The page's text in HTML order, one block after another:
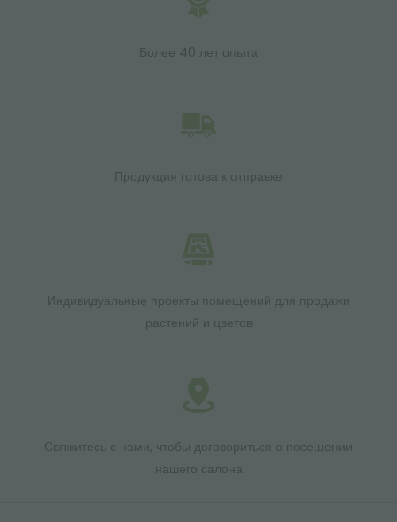
Более 40 лет опыта
Продукция готова к отправке
Индивидуальные проекты помещений для продажи
растений и цветов
Свяжитесь с нами, чтобы договориться о посещении
нашего салона